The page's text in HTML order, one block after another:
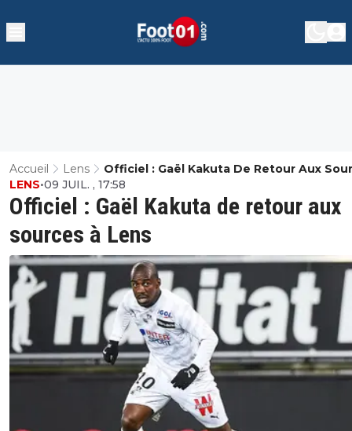
Accueil Lens
Officiel : Gaël Kakuta De Retour Aux
Lens
Officiel : Gaël Kakuta de retour aux
sources à Lens
LENS•09 JUIL. , 17:58